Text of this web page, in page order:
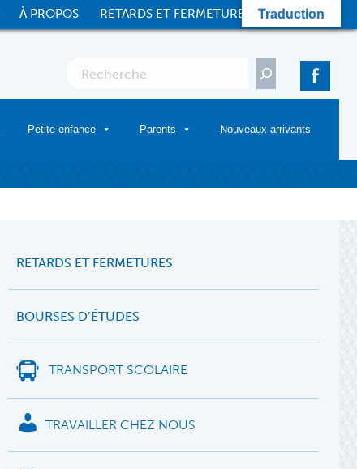
À PROPOS RETARDS ET FERMETURES CONTACT
Petite enfance Parents Nouveaux arrivants
RETARDS ET FERMETURES
BOURSES D’ÉTUDES
TRANSPORT SCOLAIRE
TRAVAILLER CHEZ NOUS
Traduction